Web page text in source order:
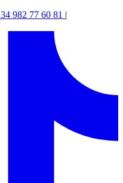
982 77 60 81 |